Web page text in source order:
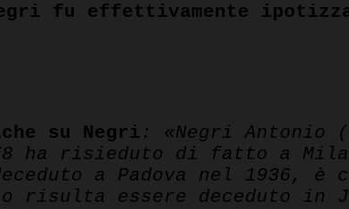
fu effettivamente
su Negri : «Negri Antonio
ha risieduto di fatto a
a Padova nel 1936, è
essere deceduto in